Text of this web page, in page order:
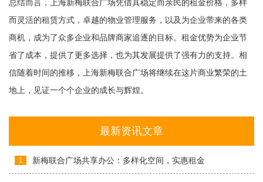
总结而言，上海新梅联合广场凭借其稳定而亲民的租金价格，多样
而灵活的租赁方式，卓越的物业管理服务，以及为企业带来的各类
商机，成为了众多企业和品牌商家追逐的目标。租金优势为企业节
省了成本，提供了更多选择，也为其发展提供了强有力的支持。相
信随着时间的推移，上海新梅联合广场将继续在这片商业繁荣的土
地上，见证一个个企业的成长与辉煌。
最新资讯文章
1 新梅联合广场共享办公：多样化空间，实惠租金